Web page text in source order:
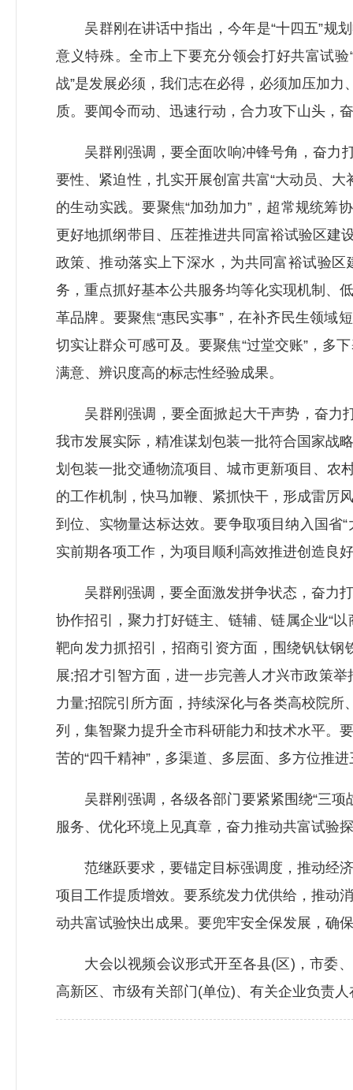
吴群刚在讲话中指出，今年是“十四五”规划
意义特殊。全市上下要充分领会打好共富试
战”是发展必须，我们志在必得，必须加压加
质。要闻令而动、迅速行动，合力攻下山头，
吴群刚强调，要全面吹响冲锋号角，奋力打
要性、紧迫性，扎实开展创富共富“大动员、
的生动实践。要聚焦“加劲加力”，超常规统筹
更好地抓纲带目、压茬推进共同富裕试验区建
政策、推动落实上下深水，为共同富裕试验
务，重点抓好基本公共服务均等化实现机制、
革品牌。要聚焦“惠民实事”，在补齐民生领域
切实让群众可感可及。要聚焦“过堂交账”，多
满意、辨识度高的标志性经验成果。
吴群刚强调，要全面掀起大干声势，奋力打
我市发展实际，精准谋划包装一批符合国家战
划包装一批交通物流项目、城市更新项目、农
的工作机制，快马加鞭、紧抓快干，形成雷厉
到位、实物量达标达效。要争取项目纳入国省
实前期各项工作，为项目顺利高效推进创造良
吴群刚强调，要全面激发拼争状态，奋力打
协作招引，聚力打好链主、链辅、链属企业“
靶向发力抓招引，招商引资方面，围绕钒钛
展;招才引智方面，进一步完善人才兴市政策
力量;招院引所方面，持续深化与各类高校院
列，集智聚力提升全市科研能力和技术水平。
苦的“四千精神”，多渠道、多层面、多方位推
吴群刚强调，各级各部门要紧紧围绕“三项
服务、优化环境上见真章，奋力推动共富试验
范继跃要求，要锚定目标强调度，推动经济
项目工作提质增效。要系统发力优供给，推动
动共富试验快出成果。要兜牢安全保发展，确
大会以视频会议形式开至各县(区)，市委、
高新区、市级有关部门(单位)、有关企业负责